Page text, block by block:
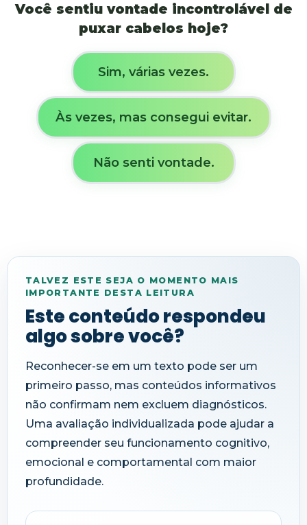
Você sentiu vontade incontrolável de
puxar cabelos hoje?
Sim, várias vezes.
Às vezes, mas consegui evitar.
Não senti vontade.
TALVEZ ESTE SEJA O MOMENTO MAIS
IMPORTANTE DESTA LEITURA
Este conteúdo respondeu
algo sobre você?
Reconhecer-se em um texto pode ser um
primeiro passo, mas conteúdos informativos
não confirmam nem excluem diagnósticos.
Uma avaliação individualizada pode ajudar a
compreender seu funcionamento cognitivo,
emocional e comportamental com maior
profundidade.